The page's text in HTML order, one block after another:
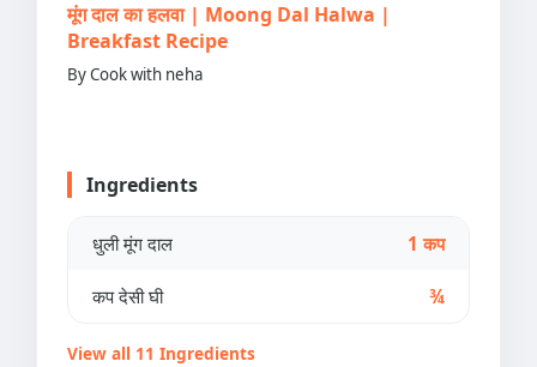
मूंग दाल का हलवा | Moong Dal Halwa |
Breakfast Recipe
By Cook with neha
Ingredients
धुली मूंग दाल 1 कप
कप देसी घी ¾
View all 11 Ingredients